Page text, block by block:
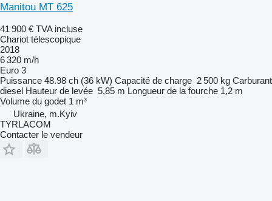
Manitou MT 625
41 900 € TVA incluse
Chariot télescopique
2018
6 320 m/h
Euro 3
Puissance 48.98 ch (36 kW) Capacité de charge 2 500 kg Carburant
diesel Hauteur de levée 5,85 m Longueur de la fourche 1,2 m
Volume du godet 1 m³
Ukraine, m.Kyiv
TYRLACOM
Contacter le vendeur